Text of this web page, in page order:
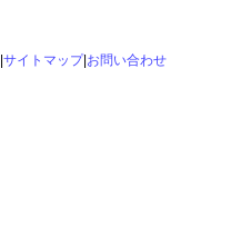
サイトマップ| お問い合わせ